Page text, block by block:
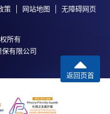
策 网站地图 无障碍网页
所有
有限公司
返回页首